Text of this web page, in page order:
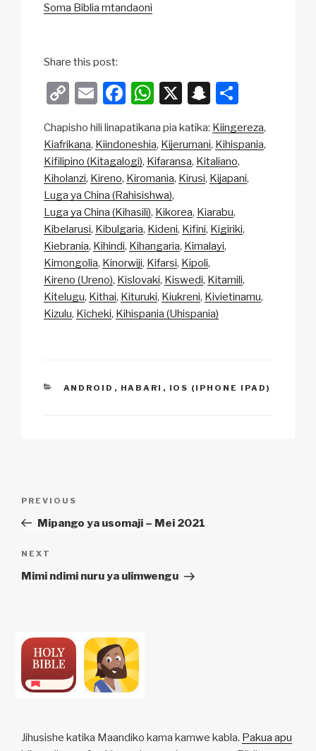
Soma Biblia mtandaoni
Share this post:
C
p
y
Li
n
k
E
ail
F
c
e
b
o
o
k
W
at
s
A
p
p
X
S
a
p
c
h
at
ar
e
Chapisho hili linapatikana pia katika: Kiingereza
Kiafrikana Kiindoneshia Kijerumani Kihispania
Kifilipino (Kitagalogi) Kifaransa Kitaliano
Kiholanzi Kireno Kiromania Kirusi Kijapani
Luga ya China (Rahisishwa)
Luga ya China (Kihasili) Kikorea Kiarabu
Kibelarusi Kibulgaria Kideni Kifini Kigiriki
Kiebrania Kihindi Kihangaria Kimalayi
Kimongolia Kinorwiji Kifarsi Kipoli
Kireno (Ureno) Kislovaki Kiswedi Kitamili
Kitelugu Kithai Kituruki Kiukreni Kivietinamu
Kizulu Kicheki Kihispania (Uhispania)
CATEGORIES
ANDROID , HABARI , IOS (IPHONE IPAD)
chapisho
Previous
Post
PREVIOUS
Mipango ya usomaji – Mei 2021
Next
Post
NEXT
Mimi ndimi nuru ya ulimwengu
Jihusishe katika Maandiko kama kamwe kabla. Pakua apu